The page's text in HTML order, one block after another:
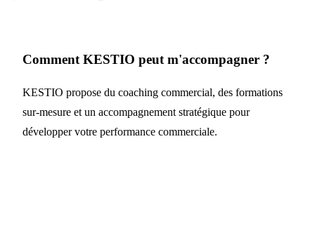
Comment KESTIO peut m'accompagner ?
KESTIO propose du coaching commercial, des formations
sur-mesure et un accompagnement stratégique pour
développer votre performance commerciale.